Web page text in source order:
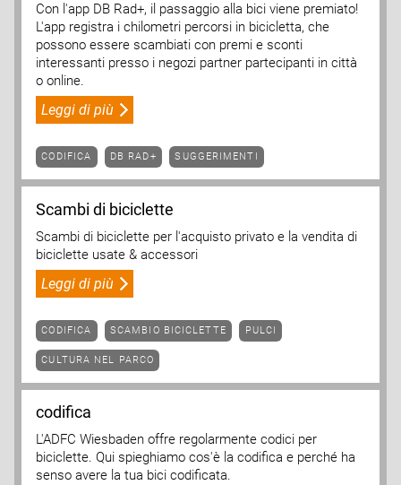
Con l'app DB Rad+, il passaggio alla bici viene premiato!
L'app registra i chilometri percorsi in bicicletta, che
possono essere scambiati con premi e sconti
interessanti presso i negozi partner partecipanti in città
o online.
Leggi di più
CODIFICA DB RAD+ SUGGERIMENTI
Scambi di biciclette
Scambi di biciclette per l'acquisto privato e la vendita di
biciclette usate & accessori
Leggi di più
CODIFICA SCAMBIO BICICLETTE PULCI
CULTURA NEL PARCO
codifica
L'ADFC Wiesbaden offre regolarmente codici per
biciclette. Qui spieghiamo cos'è la codifica e perché ha
senso avere la tua bici codificata.